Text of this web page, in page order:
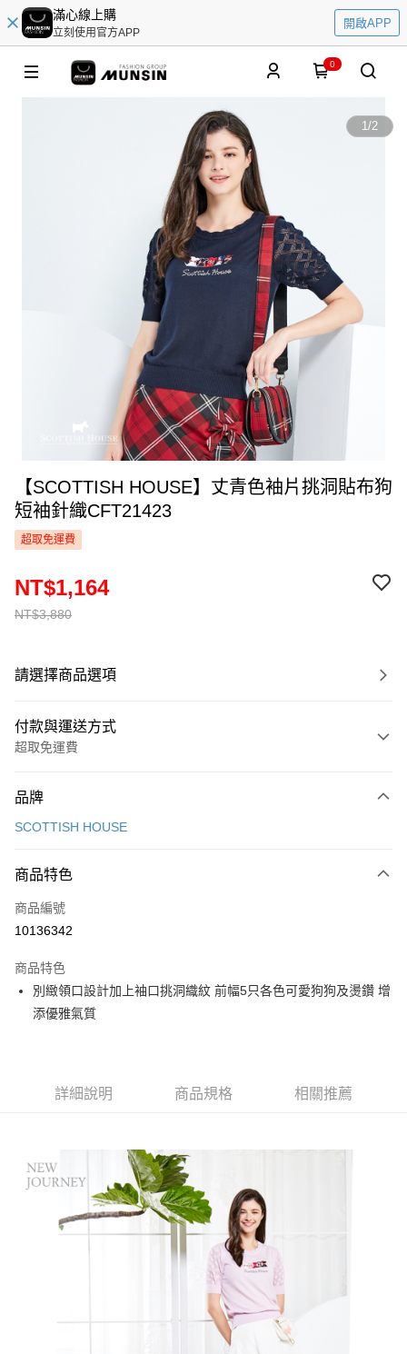
滿心線上購
立刻使用官方APP
開啟APP
0
1/2
【SCOTTISH HOUSE】丈青色袖片挑洞貼布狗
短袖針織CFT21423
超取免運費
NT$3,880
NT$1,164
請選擇商品選項
付款與運送方式
超取免運費
信用卡一次付款
LINE Pay
Apple Pay
悠遊付
大哥付你分期
2.付款方式選擇「大哥付你分期」，訂單成立後會自動跳轉到大哥付的交易
流程，驗證手機門號後，選擇欲分期的期數、繳款截止日，確認付款後即完
4.訂單成立30分鐘內，如未前往確認交易或遇審核未通過，訂單將自動取
消。如遇「轉專審核」未通過狀況，表示未達大哥付你分期系統評分，恕無
法說明評估內容。
【繳款方式說明】
1.分期款項不併入電信帳單，「大哥付你分期」於每月結算日後寄送繳費提
醒簡訊。
2.透過簡訊連結打開帳單後，可選擇「超商條碼／台灣大直營門市／銀行轉
帳／街口支付／iPASS MONEY」等通路繳費。
1.本服務係由「台灣大哥大股份有限公司」（以下簡稱本公司）所提供，讓
用戶於交易時，得透過本服務購買商品或服務，並由商店將買賣／分期付款
買賣價金債權讓與本公司後，依約使用本公司帳單繳交帳款。
相關說明
１．簡單：不需註冊會員、不需綁卡、不需儲值。
２．便利：只要手機號碼，簡訊認證，即可結帳。
３．安心：先確認商品／服務後，再付款。
【「AFTEE先享後付」結帳流程】
１．於結帳方式選擇「AFTEE先享後付」後，將跳轉至「AFTEE先享後付」
結帳頁面，進行簡訊認證並確認金額後，即可完成結帳。
２．訂單成立數日內，您將收到繳費通知簡訊。
３．收到繳費通知簡訊後14天內，點擊此簡訊中的連結，可透過四大超商／
ATM／網路銀行／等多元方式進行付款，方視為交易完成。
※ 請注意：結帳手續完成當下不需立刻繳費，但若您需要取消訂單，請聯絡
購買商品的店家。未經商家同意取消之訂單仍視為有效，需透過AFTEE先享
運送方式
全家取貨付款
品牌
SCOTTISH HOUSE
商品特色
商品編號
10136342
商品特色
別緻領口設計加上袖口挑洞織紋 前幅5只各色可愛狗狗及燙鑽 增
添優雅氣質
詳細說明 商品規格 相關推薦